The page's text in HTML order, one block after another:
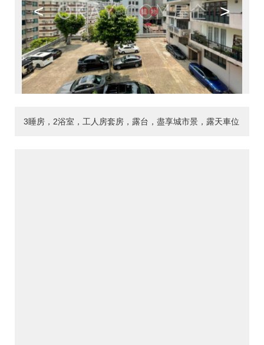
< >
3睡房，2浴室，工人房套房，露台，盡享城市景，露天車位